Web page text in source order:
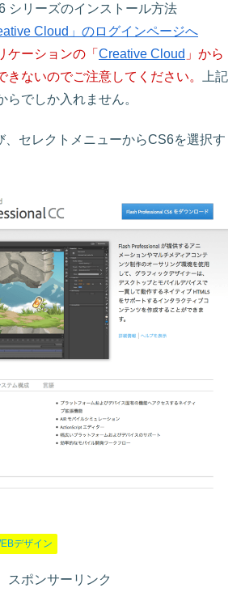
シリーズのインストール方法
Cloud」のログインページへ
ーションの「 Creative Cloud 」から
きないのでご注意してください。
上記
らでしか入れません。
、セレクトメニューからCS6を選択す
デザイン
スポンサーリンク